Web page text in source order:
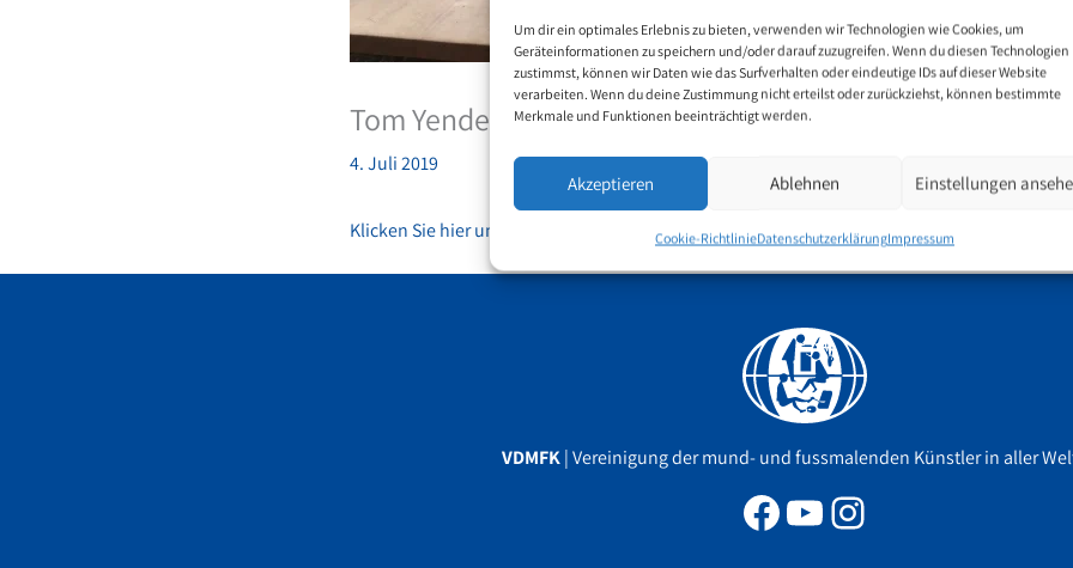
Um dir ein optimales Erlebnis zu bieten, verwenden wir Technologien wie Cookies, um
Geräteinformationen zu speichern und/oder darauf zuzugreifen. Wenn du diesen Technologien
zustimmst, können wir Daten wie das Surfverhalten oder eindeutige IDs auf dieser Website
verarbeiten. Wenn du deine Zustimmung nicht erteilst oder zurückziehst, können bestimmte
Merkmale und Funktionen beeinträchtigt werden.
Akzeptieren Ablehnen Einstellungen
Cookie-RichtlinieDatenschutzerklärungImpressum
Tom Yendells neuste Präsentation von Maltechniken
4. Juli 2019
Klicken Sie hier um die Präsentation von Tom Yendell zu sehen
VDMFK| Vereinigung der mund- und fussmalenden Künstler in aller
Facebook
YouTube
Instagram